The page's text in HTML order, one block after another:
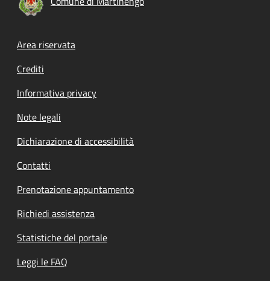
Footer menu
Area riservata
Crediti
Informativa privacy
Note legali
Dichiarazione di accessibilità
Contatti
Prenotazione appuntamento
Richiedi assistenza
Statistiche del portale
Leggi le FAQ